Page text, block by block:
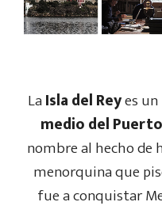
LaIsla del Reyes
medio del
nombre al hecho de
menorquina que
fue a conquistar